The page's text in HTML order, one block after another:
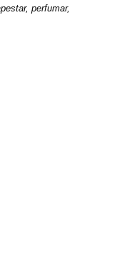
perfumar,